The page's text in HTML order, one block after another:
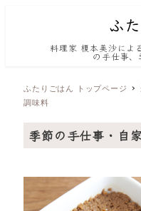
料理家 榎本美沙によ
の手仕事
ふたりごはん トップページ
調味料
季節の手仕事・自